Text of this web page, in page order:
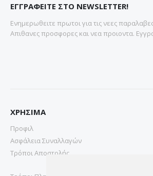
ΕΓΓΡΑΦΕΙΤΕ ΣΤΟ NEWSLETTER!
Ενημερωθειτε πρωτοι για τις νεες
Απιθανες προσφορες και νεα προιοντα.
ΧΡΗΣΙΜΑ
Προφιλ
Ασφάλεια Συναλλαγών
Τρόποι Αποστολής